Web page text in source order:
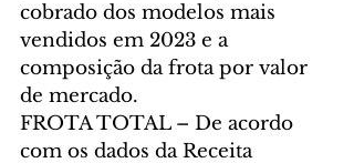
cobrado dos modelos mais
vendidos em 2023 e a
composição da frota por valor
de mercado.
FROTA TOTAL – De acordo
com os dados da Receita